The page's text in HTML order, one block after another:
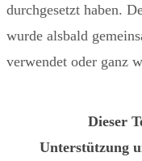
durchgesetzt haben.
wurde alsbald
verwendet oder ganz
Dieser
Unterstützung